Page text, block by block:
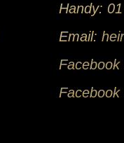
Handy:
Email: